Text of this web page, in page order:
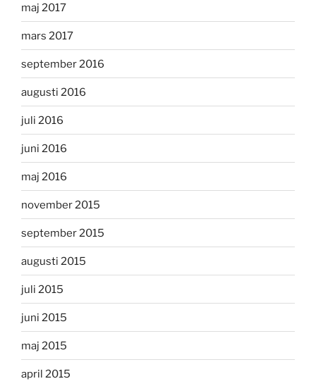
maj 2017
mars 2017
september 2016
augusti 2016
juli 2016
juni 2016
maj 2016
november 2015
september 2015
augusti 2015
juli 2015
juni 2015
maj 2015
april 2015